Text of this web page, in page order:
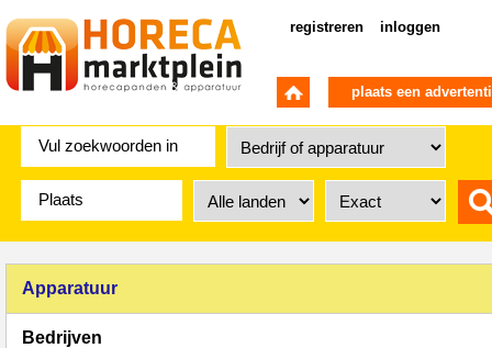
registreren inloggen
plaats een
Apparatuur
Bedrijven